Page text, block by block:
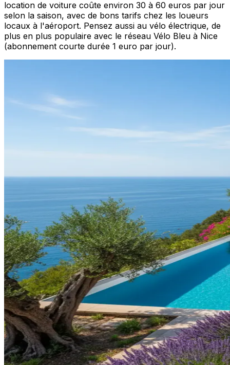
location de voiture coûte environ 30 à 60 euros par jour
selon la saison, avec de bons tarifs chez les loueurs
locaux à l'aéroport. Pensez aussi au vélo électrique, de
plus en plus populaire avec le réseau Vélo Bleu à Nice
(abonnement courte durée 1 euro par jour).